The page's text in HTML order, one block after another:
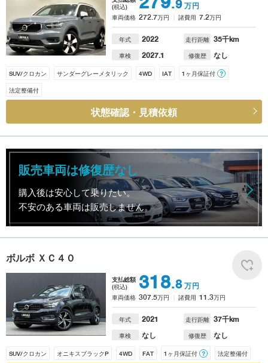
(税込)
.9 万円
車両価格 272.7万円 諸費用 7.2万円
年式 2022 走行距離 35千km
車検 2027.1 修復歴 なし
SUV/クロカン サンダーグレーメタリック 4WD IAT 1ヶ月保証付 ？
法定整備付
状態確認・見積依頼
販売車両は修復歴なし
購入後は安心して乗りたい。
不安のある車両は販売しません。
ボルボ ＸＣ４０
支払総額
(税込)
318.8 万円
車両価格 307.5万円 諸費用 11.3万円
年式 2021 走行距離 37千km
車検 なし 修復歴 なし
SUV/クロカン オニキスブラックP 4WD FAT 1ヶ月保証付 ？ 法定整備付